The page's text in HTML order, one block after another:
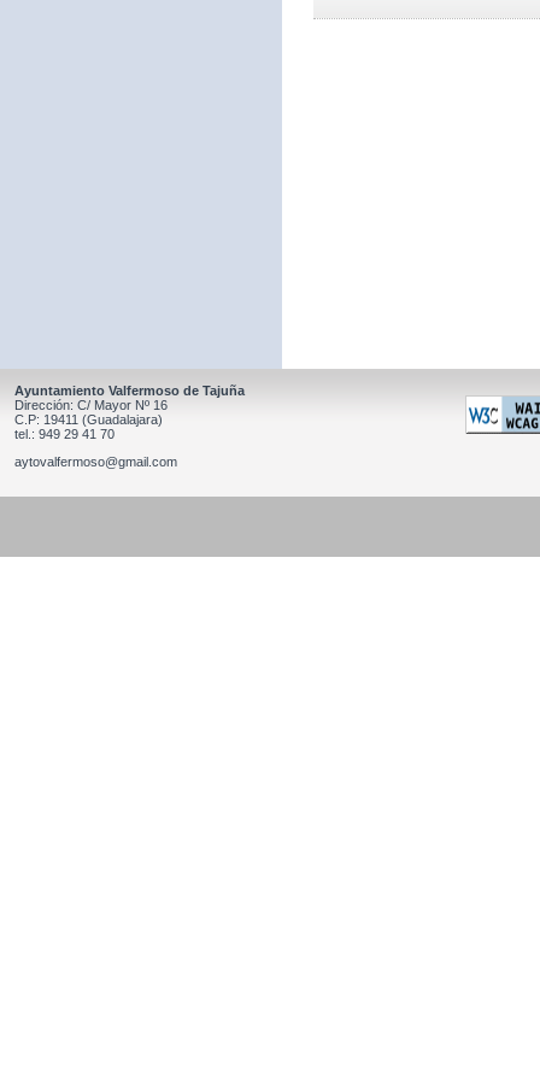
Ayuntamiento Valfermoso de Tajuña
Dirección: C/ Mayor Nº 16
C.P: 19411 (Guadalajara)
tel.: 949 29 41 70
aytovalfermoso@gmail.com